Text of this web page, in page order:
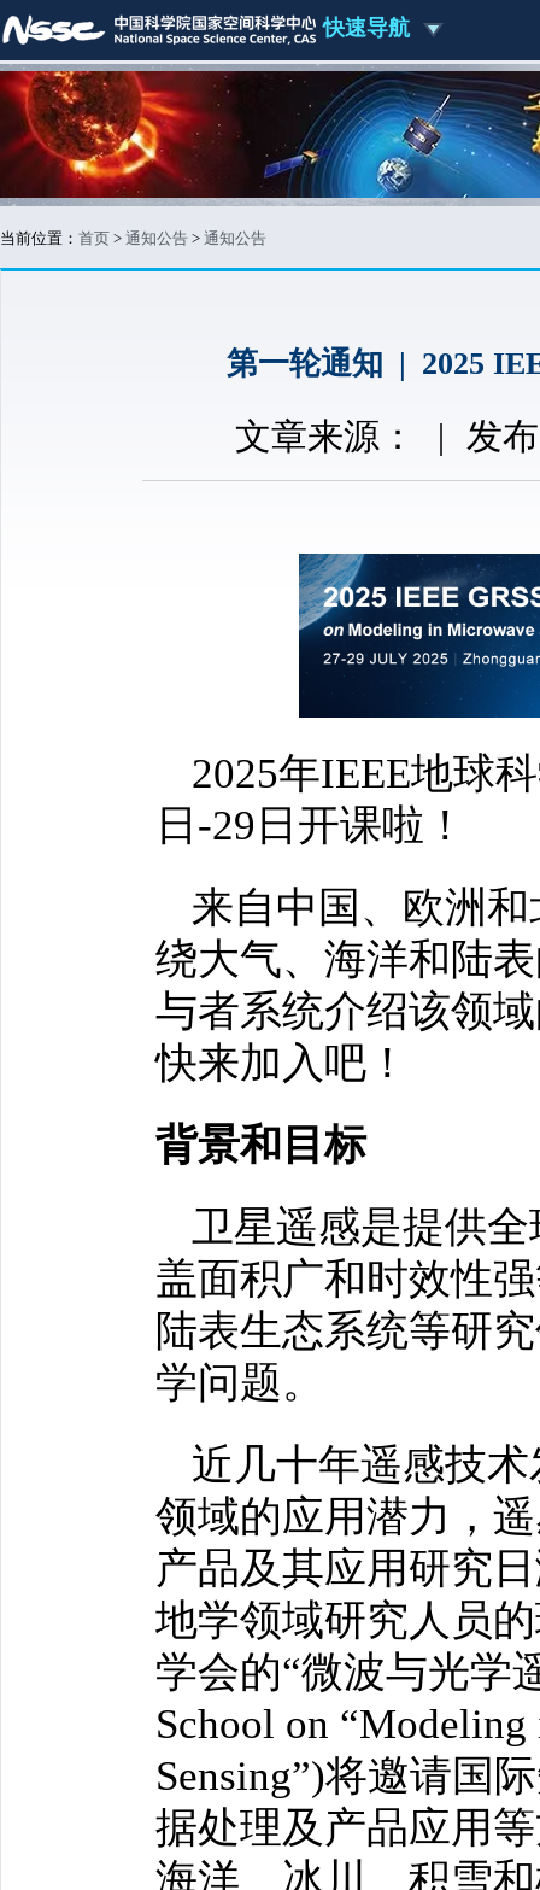
快速导航
当前位置： 首页 > 通知公告 > 通知公告
第一轮通知 | 2025
文章来源： | 发
2025年IEEE地球
日-29日开课啦！
来自中国、欧洲
绕大气、海洋和陆
与者系统介绍该领
快来加入吧！
背景和目标
卫星遥感是提供
盖面积广和时效性
陆表生态系统等研
学问题。
近几十年遥感技
领域的应用潜力，
产品及其应用研究
地学领域研究人员
学会的“微波与光学
School on
Sensing”)将邀请国
据处理及产品应用
海洋、冰川、积雪